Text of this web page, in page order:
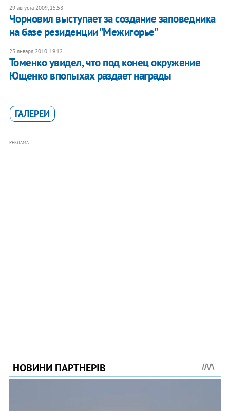
29 августа 2009, 15:58
Чорновил выступает за создание заповедника
на базе резиденции "Межигорье"
25 января 2010, 19:12
Томенко увидел, что под конец окружение
Ющенко впопыхах раздает награды
ГАЛЕРЕИ
РЕКЛАМА